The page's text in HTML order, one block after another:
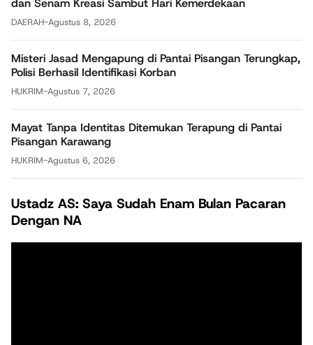
DAERAH-Agustus 8, 2026
Misteri Jasad Mengapung di Pantai Pisangan Terungkap,
Polisi Berhasil Identifikasi Korban
HUKRIM-Agustus 7, 2026
Mayat Tanpa Identitas Ditemukan Terapung di Pantai
Pisangan Karawang
HUKRIM-Agustus 6, 2026
Ustadz AS: Saya Sudah Enam Bulan Pacaran
Dengan NA